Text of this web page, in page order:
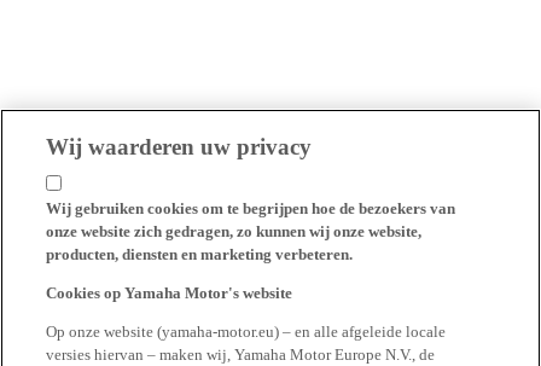
Wij waarderen uw privacy
Wij gebruiken cookies om te begrijpen hoe de bezoekers van
onze website zich gedragen, zo kunnen wij onze website,
producten, diensten en marketing verbeteren.
Cookies op Yamaha Motor's website
Op onze website (yamaha-motor.eu) – en alle afgeleide locale
versies hiervan – maken wij, Yamaha Motor Europe N.V., de